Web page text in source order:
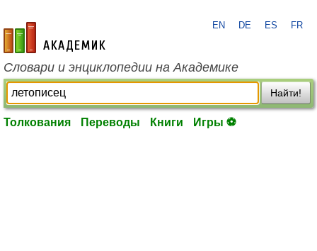
academic.ru
EN DE ES FR
Словари и энциклопедии на Академике
Найти!
Толкования Переводы Книги Игры ⚽